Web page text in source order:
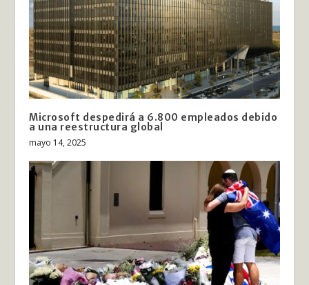
Microsoft despedirá a 6.800 empleados debido
a una reestructura global
mayo 14, 2025